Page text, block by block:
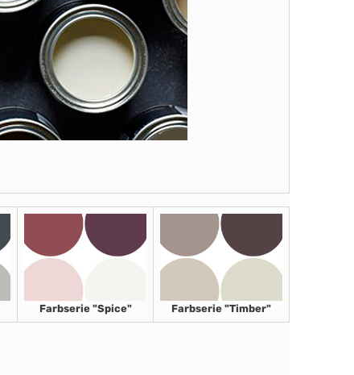
Farbserie "Spice" Farbserie "Timber"